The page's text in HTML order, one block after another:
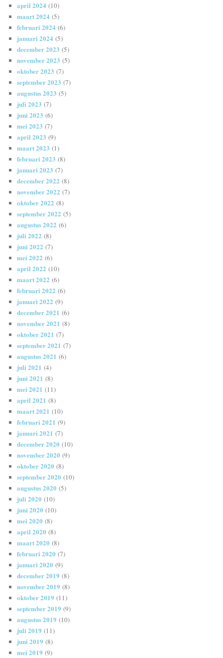
april 2024 (10)
maart 2024 (5)
februari 2024 (6)
januari 2024 (5)
december 2023 (5)
november 2023 (5)
oktober 2023 (7)
september 2023 (7)
augustus 2023 (5)
juli 2023 (7)
juni 2023 (6)
mei 2023 (7)
april 2023 (9)
maart 2023 (1)
februari 2023 (8)
januari 2023 (7)
december 2022 (8)
november 2022 (7)
oktober 2022 (8)
september 2022 (5)
augustus 2022 (6)
juli 2022 (8)
juni 2022 (7)
mei 2022 (6)
april 2022 (10)
maart 2022 (6)
februari 2022 (6)
januari 2022 (9)
december 2021 (6)
november 2021 (8)
oktober 2021 (7)
september 2021 (7)
augustus 2021 (6)
juli 2021 (4)
juni 2021 (8)
mei 2021 (11)
april 2021 (8)
maart 2021 (10)
februari 2021 (9)
januari 2021 (7)
december 2020 (10)
november 2020 (9)
oktober 2020 (8)
september 2020 (10)
augustus 2020 (5)
juli 2020 (10)
juni 2020 (10)
mei 2020 (8)
april 2020 (8)
maart 2020 (8)
februari 2020 (7)
januari 2020 (9)
december 2019 (8)
november 2019 (8)
oktober 2019 (11)
september 2019 (9)
augustus 2019 (10)
juli 2019 (11)
juni 2019 (8)
mei 2019 (9)